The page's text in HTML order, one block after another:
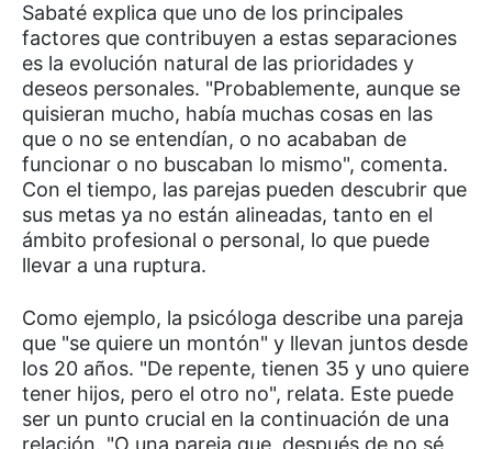
Sabaté explica que uno de los principales
factores que contribuyen a estas separaciones
es la evolución natural de las prioridades y
deseos personales. "Probablemente, aunque se
quisieran mucho, había muchas cosas en las
que o no se entendían, o no acababan de
funcionar o no buscaban lo mismo", comenta.
Con el tiempo, las parejas pueden descubrir que
sus metas ya no están alineadas, tanto en el
ámbito profesional o personal, lo que puede
llevar a una ruptura.
Como ejemplo, la psicóloga describe una pareja
que "se quiere un montón" y llevan juntos desde
los 20 años. "De repente, tienen 35 y uno quiere
tener hijos, pero el otro no", relata. Este puede
ser un punto crucial en la continuación de una